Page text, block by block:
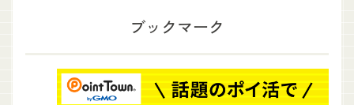
ブックマーク